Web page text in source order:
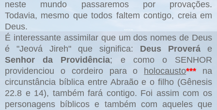
neste mundo passaremos por provações.
Todavia, mesmo que todos faltem contigo, creia em
Deus.
É interessante assimilar que um dos nomes de Deus
é "Jeová Jireh" que significa: Deus Proverá e
Senhor da Providência; e como o SENHOR
providenciou o cordeiro para o
holocausto*** na
circunstância bíblica entre Abraão e o filho (Gênesis
22.8 e 14), também fará contigo. Foi assim com os
personagens bíblicos e também com aqueles que